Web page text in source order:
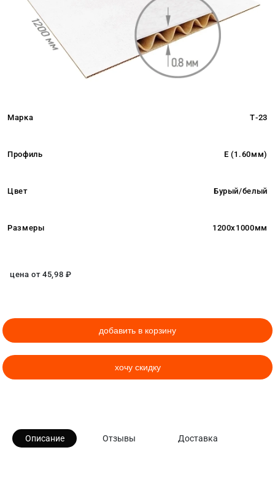
Марка Т-23
Профиль E (1.60мм)
Цвет Бурый/белый
Размеры 1200x1000мм
цена от45,98 ₽
добавить в корзину
хочу скидку
Описание Отзывы Доставка